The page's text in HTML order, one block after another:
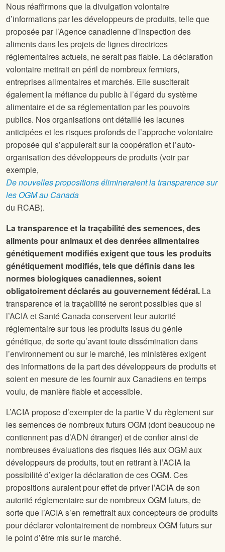
Nous réaffirmons que la divulgation volontaire
d’informations par les développeurs de produits, telle que
proposée par l’Agence canadienne d’inspection des
aliments dans les projets de lignes directrices
réglementaires actuels, ne serait pas fiable. La déclaration
volontaire mettrait en péril de nombreux fermiers,
entreprises alimentaires et marchés. Elle susciterait
également la méfiance du public à l’égard du système
alimentaire et de sa réglementation par les pouvoirs
publics. Nos organisations ont détaillé les lacunes
anticipées et les risques profonds de l’approche volontaire
proposée qui s’appuierait sur la coopération et l’auto-
organisation des développeurs de produits (voir par
exemple,
De nouvelles propositions élimineraient la transparence sur
les OGM au Canada
du RCAB).
La transparence et la traçabilité des semences, des
aliments pour animaux et des denrées alimentaires
génétiquement modifiés exigent que tous les produits
génétiquement modifiés, tels que définis dans les
normes biologiques canadiennes, soient
obligatoirement déclarés au gouvernement fédéral. La
transparence et la traçabilité ne seront possibles que si
l’ACIA et Santé Canada conservent leur autorité
réglementaire sur tous les produits issus du génie
génétique, de sorte qu’avant toute dissémination dans
l’environnement ou sur le marché, les ministères exigent
des informations de la part des développeurs de produits et
soient en mesure de les fournir aux Canadiens en temps
voulu, de manière fiable et accessible.
L’ACIA propose d’exempter de la partie V du règlement sur
les semences de nombreux futurs OGM (dont beaucoup ne
contiennent pas d’ADN étranger) et de confier ainsi de
nombreuses évaluations des risques liés aux OGM aux
développeurs de produits, tout en retirant à l’ACIA la
possibilité d’exiger la déclaration de ces OGM. Ces
propositions auraient pour effet de priver l’ACIA de son
autorité réglementaire sur de nombreux OGM futurs, de
sorte que l’ACIA s’en remettrait aux concepteurs de produits
pour déclarer volontairement de nombreux OGM futurs sur
le point d’être mis sur le marché.